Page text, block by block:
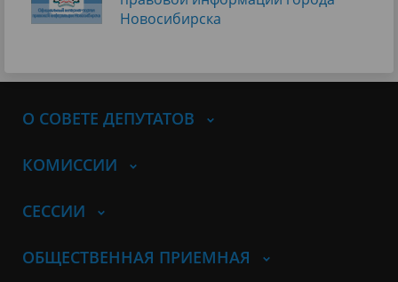
Новосибирска
О СОВЕТЕ ДЕПУТАТОВ
КОМИССИИ
СЕССИИ
ОБЩЕСТВЕННАЯ ПРИЕМНАЯ